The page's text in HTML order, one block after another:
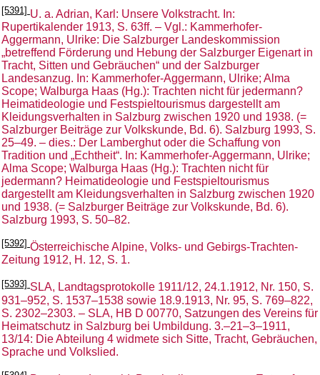
[5391] U. a. Adrian, Karl: Unsere Volkstracht. In:
Rupertikalender 1913, S. 63ff. – Vgl.: Kammerhofer-
Aggermann, Ulrike: Die Salzburger Landeskommission
„betreffend Förderung und Hebung der Salzburger Eigenart in
Tracht, Sitten und Gebräuchen“ und der Salzburger
Landesanzug. In: Kammerhofer-Aggermann, Ulrike; Alma
Scope; Walburga Haas (Hg.): Trachten nicht für jedermann?
Heimatideologie und Festspieltourismus dargestellt am
Kleidungsverhalten in Salzburg zwischen 1920 und 1938. (=
Salzburger Beiträge zur Volkskunde, Bd. 6). Salzburg 1993, S.
25–49. – dies.: Der Lamberghut oder die Schaffung von
Tradition und „Echtheit“. In: Kammerhofer-Aggermann, Ulrike;
Alma Scope; Walburga Haas (Hg.): Trachten nicht für
jedermann? Heimatideologie und Festspieltourismus
dargestellt am Kleidungsverhalten in Salzburg zwischen 1920
und 1938. (= Salzburger Beiträge zur Volkskunde, Bd. 6).
Salzburg 1993, S. 50–82.
[5392] Österreichische Alpine, Volks- und Gebirgs-Trachten-
Zeitung 1912, H. 12, S. 1.
[5393] SLA, Landtagsprotokolle 1911/12, 24.1.1912, Nr. 150, S.
931–952, S. 1537–1538 sowie 18.9.1913, Nr. 95, S. 769–822,
S. 2302–2303. – SLA, HB D 00770, Satzungen des Vereins für
Heimatschutz in Salzburg bei Umbildung. 3.–21–3–1911,
13/14: Die Abteilung 4 widmete sich Sitte, Tracht, Gebräuchen,
Sprache und Volkslied.